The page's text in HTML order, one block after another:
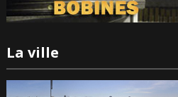
La ville